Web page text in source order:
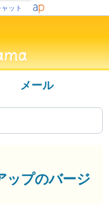
ャット
メール
ップのバージ